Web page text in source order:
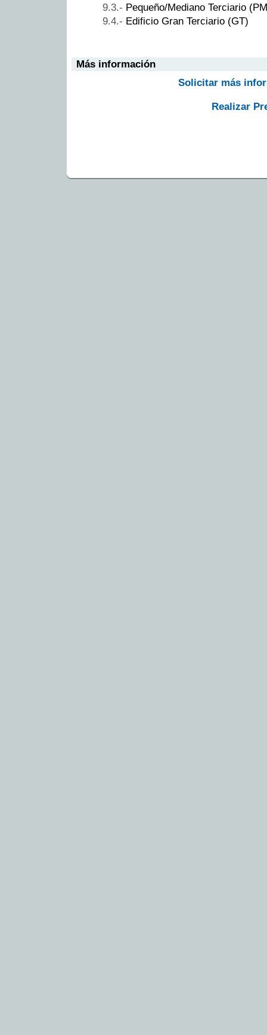
Pequeño/Mediano Terciario
Edificio Gran Terciario (GT)
Más información
Solicitar más
Realizar